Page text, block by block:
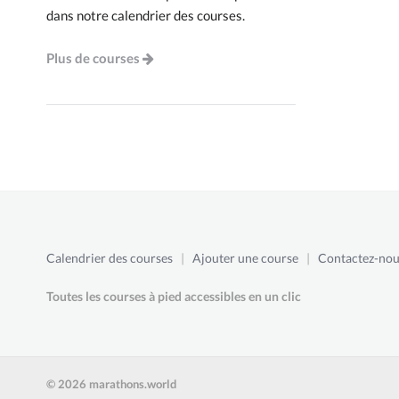
dans notre calendrier des courses.
Plus de courses
Calendrier des courses | Ajouter une course | Contactez-
Toutes les courses à pied accessibles en un clic
© 2026 marathons.world